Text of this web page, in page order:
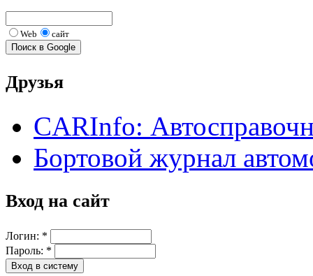
Web сайт
Друзья
CARInfo:
Бортовой журнал
Вход на сайт
Логин: *
Пароль: *